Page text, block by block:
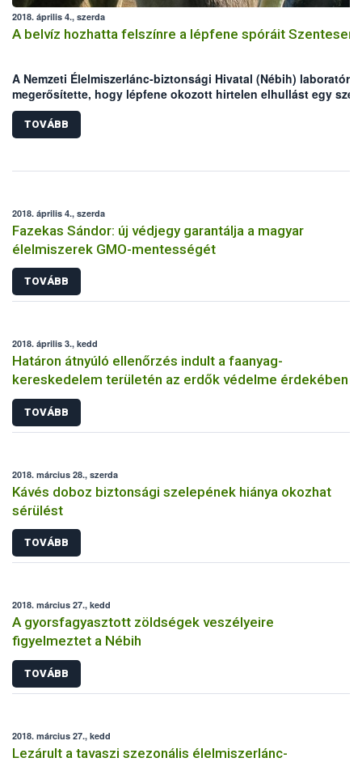
2018. április 4., szerda
A belvíz hozhatta felszínre a lépfene spóráit Szentesen
A Nemzeti Élelmiszerlánc-biztonsági Hivatal (Nébih)
megerősítette, hogy lépfene okozott hirtelen elhullást egy
juhállományban március végén. A juhok legeltetési területén
valószínűleg a belvíz hozhatta felszínre a lépfene spóráit. A
főállatorvos már a fertőzés gyanúja alapján elrendelte a helyi
gyógykezelését. A Nébih felhívja az állattartók figyelmét, hogy
TOVÁBB
2018. április 4., szerda
Fazekas Sándor: új védjegy garantálja a magyar
élelmiszerek GMO-mentességét
TOVÁBB
2018. április 3., kedd
Határon átnyúló ellenőrzés indult a faanyag-
kereskedelem területén az erdők védelme érdekében
TOVÁBB
2018. március 28., szerda
Kávés doboz biztonsági szelepének hiánya okozhat
sérülést
TOVÁBB
2018. március 27., kedd
A gyorsfagyasztott zöldségek veszélyeire
figyelmeztet a Nébih
TOVÁBB
2018. március 27., kedd
Lezárult a tavaszi szezonális élelmiszerlánc-